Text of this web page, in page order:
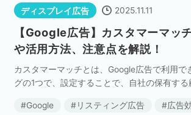
ディスプレイ広告 2025.11.11
【Google広告】カスタマーマッ
や活用方法、注意点を解説！
カスタマーマッチとは、Google広告で利用で
グの1つで、設定することで、自社の保有する
ト施策やアップセル、休眠顧客の呼び戻しや
Google リスティング広告
広告